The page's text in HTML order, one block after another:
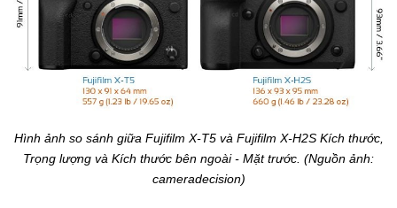
Hình ảnh so sánh giữa Fujifilm X-T5 và Fujifilm X-H2S Kích thước,
Trọng lượng và Kích thước bên ngoài - Mặt trước. (Nguồn ảnh:
cameradecision)